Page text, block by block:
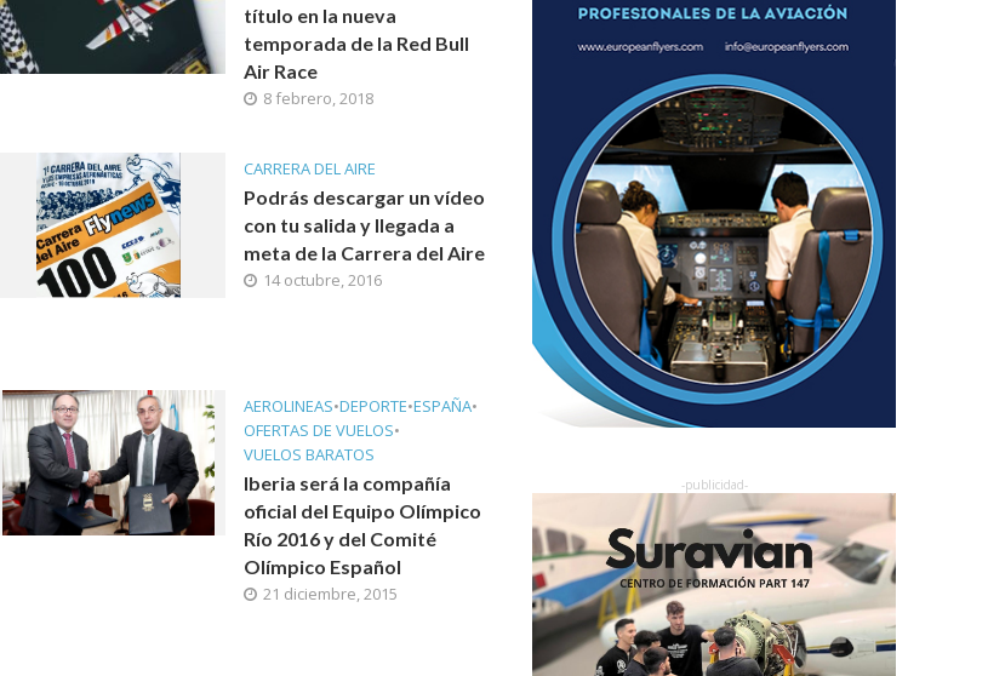
título en la nueva
temporada de la Red Bull
Air Race
8 febrero, 2018
CARRERA DEL AIRE
Podrás descargar un vídeo
con tu salida y llegada a
meta de la Carrera del Aire
14 octubre, 2016
AEROLINEAS•DEPORTE•ESPAÑA•
OFERTAS DE VUELOS•
VUELOS BARATOS
Iberia será la compañía
oficial del Equipo Olímpico
Río 2016 y del Comité
Olímpico Español
21 diciembre, 2015